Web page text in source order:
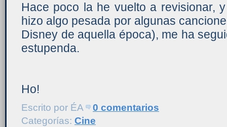
Hace poco la he vuelto a revisionar,
hizo algo pesada por algunas
Disney de aquella época), me ha
estupenda.
Ho!
Escrito por ÉA
0 comentarios
Categorías: Cine